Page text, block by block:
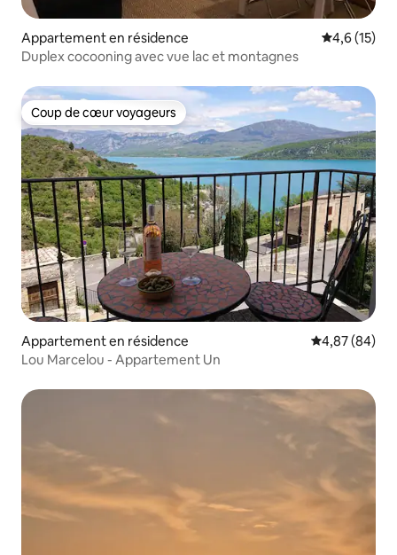
Appartement en résidence Évaluation
4,6 (15)
Duplex cocooning avec vue lac et montagnes
Coup de cœur voyageurs
Coup de cœur voyageurs
Appartement en résidence Évaluation
4,87 (84)
Lou Marcelou - Appartement Un